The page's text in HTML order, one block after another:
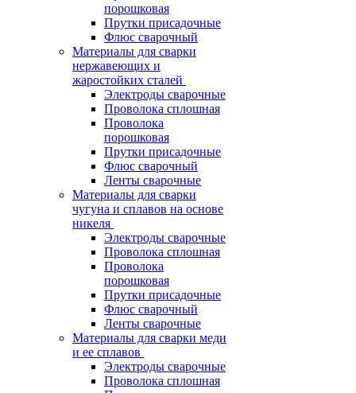
порошковая
Прутки присадочные
Флюс сварочный
Материалы для сварки
нержавеющих и
жаростойких сталей
Электроды сварочные
Проволока сплошная
Проволока
порошковая
Прутки присадочные
Флюс сварочный
Ленты сварочные
Материалы для сварки
чугуна и сплавов на основе
никеля
Электроды сварочные
Проволока сплошная
Проволока
порошковая
Прутки присадочные
Флюс сварочный
Ленты сварочные
Материалы для сварки меди
и ее сплавов
Электроды сварочные
Проволока сплошная